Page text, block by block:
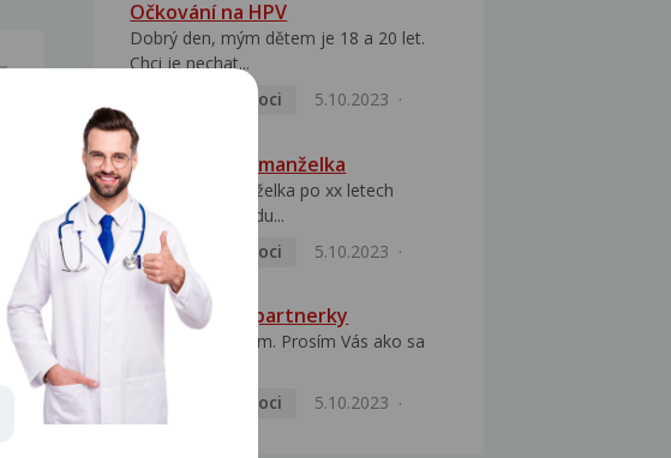
Očkování na HPV
Dobrý den, mým dětem je 18 a 20 let.
Chci je nechat...
Pohlavní nemoci
5.10.2023
HPV pozitivní manželka
Dobrý den, manželka po xx letech
přivezla z Východu...
Pohlavní nemoci
5.10.2023
HPV typ 52 u partnerky
Dobrý deň prajem. Prosím Vás ako sa
Pohlavní nemoci
5.10.2023